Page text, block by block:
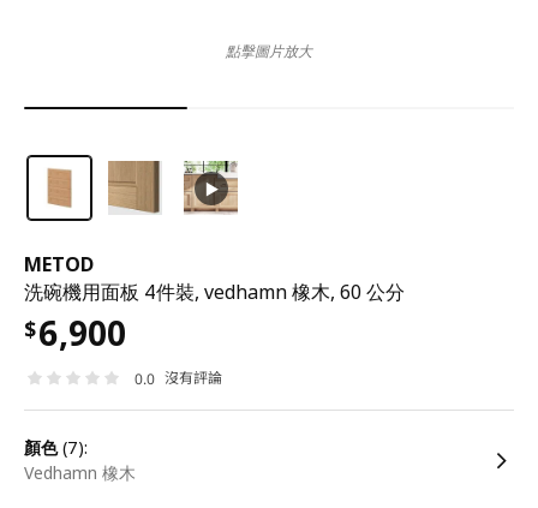
METOD
洗碗機用面板 4件裝, vedhamn 橡木, 60 公分
$6,900
0.0 沒有評論
顏色(7):
Vedhamn 橡木
點擊圖片放大